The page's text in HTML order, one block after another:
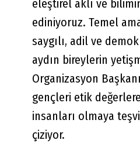
eleştirel aklı ve
ediniyoruz. Temel
saygılı, adil ve
aydın bireylerin
Organizasyon
gençleri etik
insanları olmaya
çiziyor.